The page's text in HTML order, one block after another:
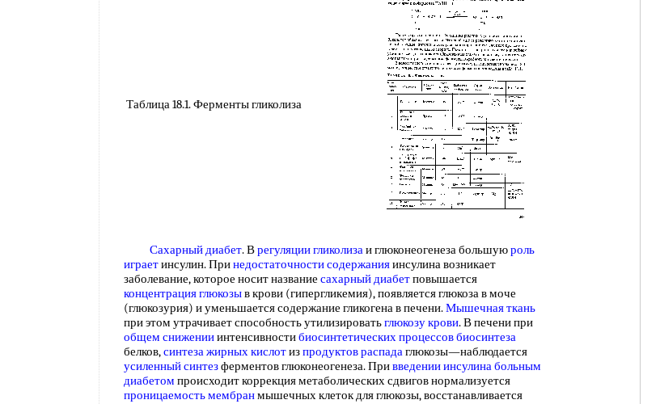
Таблица 18.1. Ферменты гликолиза
Сахарный диабет. Врегуляции гликолизаи глюконеогенеза большуюроль
играетинсулин. Принедостаточности содержанияинсулина возникает
заболевание, которое носит название сахарный диабетповышается
концентрация глюкозыв крови (гипергликемия), появляется глюкоза в моче
(глюкозурия) и уменьшается содержание гликогена в печени.Мышечная ткань
при этом утрачивает способность утилизироватьглюкозу крови. В печени при
общем сниженииинтенсивностибиосинтетических процессов биосинтеза
белков,синтеза жирных кислотизпродуктов распадаглюкозы—наблюдается
усиленный синтезферментов глюконеогенеза. Привведении инсулинабольным
диабетом происходит коррекция метаболических сдвигов нормализуется
проницаемость мембранмышечных клеток для глюкозы, восстанавливается